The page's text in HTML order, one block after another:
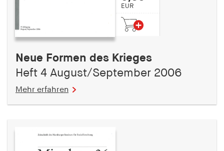
EUR
Neue Formen des Krieges
Heft 4 August/September 2006
Mehr erfahren